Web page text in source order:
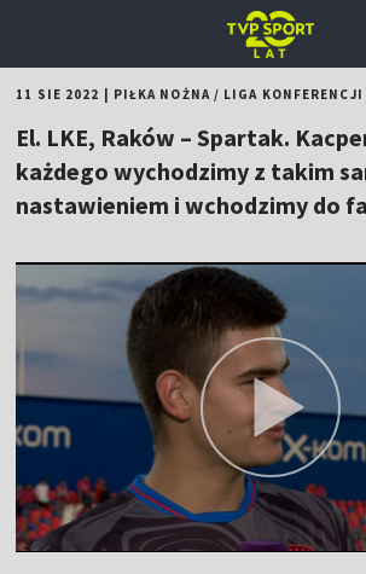
11 SIE 2022 PIŁKA NOŻNA/ LIGA KONFERENCJI
El. LKE, Raków – Spartak.
każdego wychodzimy z takim
nastawieniem i wchodzimy do